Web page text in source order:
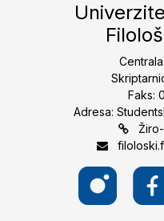
Faks:
Adresa: